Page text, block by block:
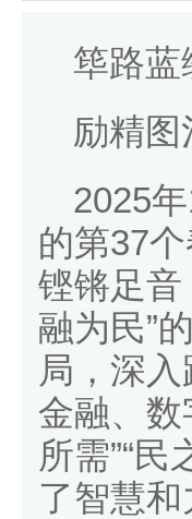
筚路蓝
励精
2025
的第37
铿锵足音
融为民”
局，深
金融、数
所需”“
了智慧和